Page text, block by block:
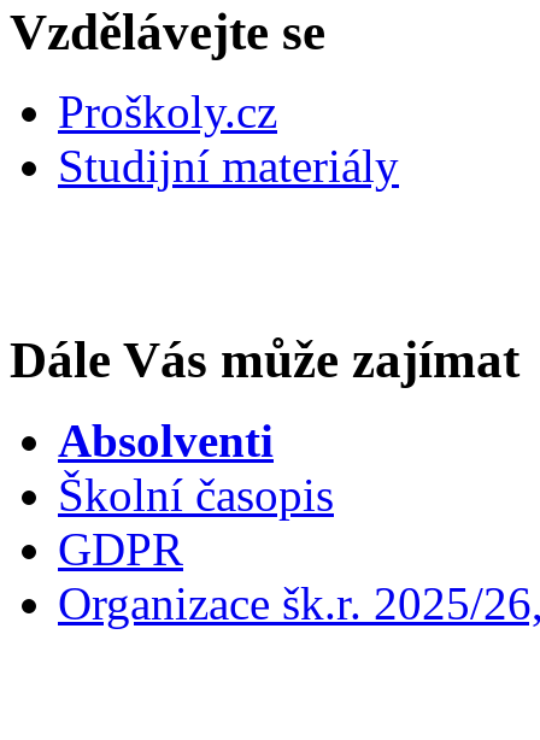
Vzdělávejte se
Proškoly.cz
Studijní materiály
Dále Vás může zajímat
Absolventi
Školní časopis
GDPR
Organizace šk.r. 2025/